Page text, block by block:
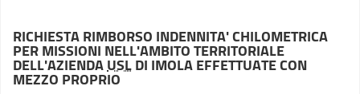
RICHIESTA RIMBORSO INDENNITA' CHILOMETRICA
PER MISSIONI NELL'AMBITO TERRITORIALE
DELL'AZIENDAUSLDI IMOLA EFFETTUATE CON
MEZZO PROPRIO